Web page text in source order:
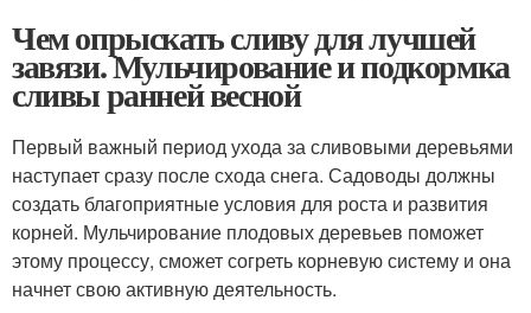
Чем опрыскать сливу для лучшей
завязи. Мульчирование и подкормка
сливы ранней весной
Первый важный период ухода за сливовыми деревьями
наступает сразу после схода снега. Садоводы должны
создать благоприятные условия для роста и развития
корней. Мульчирование плодовых деревьев поможет
этому процессу, сможет согреть корневую систему и она
начнет свою активную деятельность.